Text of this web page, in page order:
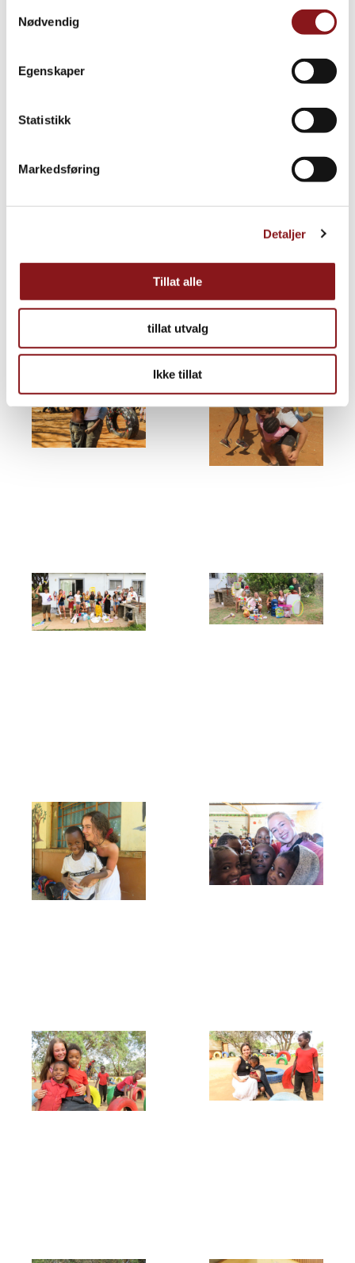
Nødvendig
Egenskaper
Statistikk
Markedsføring
Detaljer
Tillat alle
tillat utvalg
Ikke tillat